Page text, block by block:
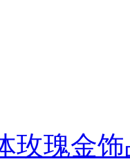
玫瑰金